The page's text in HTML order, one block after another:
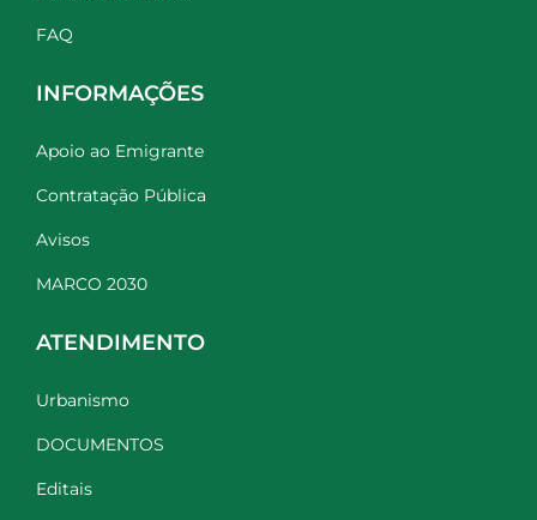
FAQ
INFORMAÇÕES
Apoio ao Emigrante
Contratação Pública
Avisos
MARCO 2030
ATENDIMENTO
Urbanismo
DOCUMENTOS
Editais